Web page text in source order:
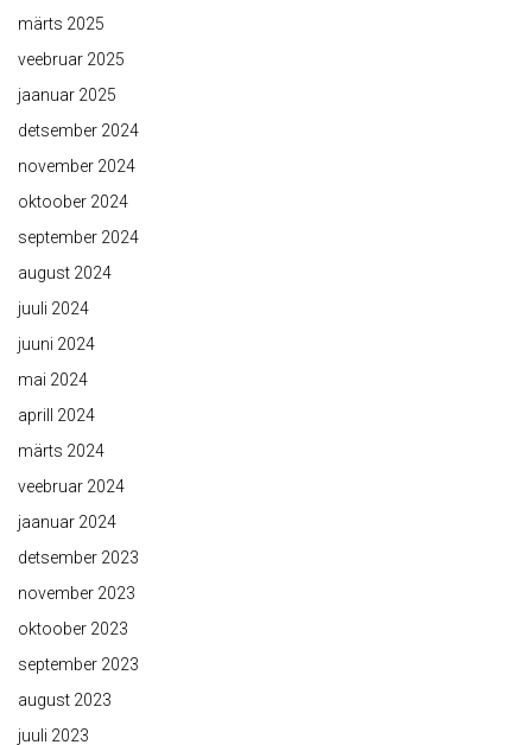
märts 2025
veebruar 2025
jaanuar 2025
detsember 2024
november 2024
oktoober 2024
september 2024
august 2024
juuli 2024
juuni 2024
mai 2024
aprill 2024
märts 2024
veebruar 2024
jaanuar 2024
detsember 2023
november 2023
oktoober 2023
september 2023
august 2023
juuli 2023